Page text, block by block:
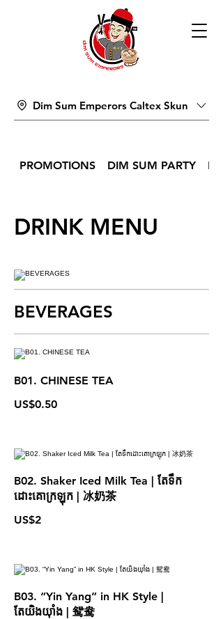
Dim Sum Emperors Caltex Skun
PROMOTIONS DIM SUM PARTY
DRINK MENU
BEVERAGES
B01. CHINESE TEA
US$0.50
B02. Shaker Iced Milk Tea | តែទឹក
ដោះគោក្រឡុក | 冰奶茶
US$2
B03. “Yin Yang” in HK Style |
តែយិងយុាំង | 鸳鸯